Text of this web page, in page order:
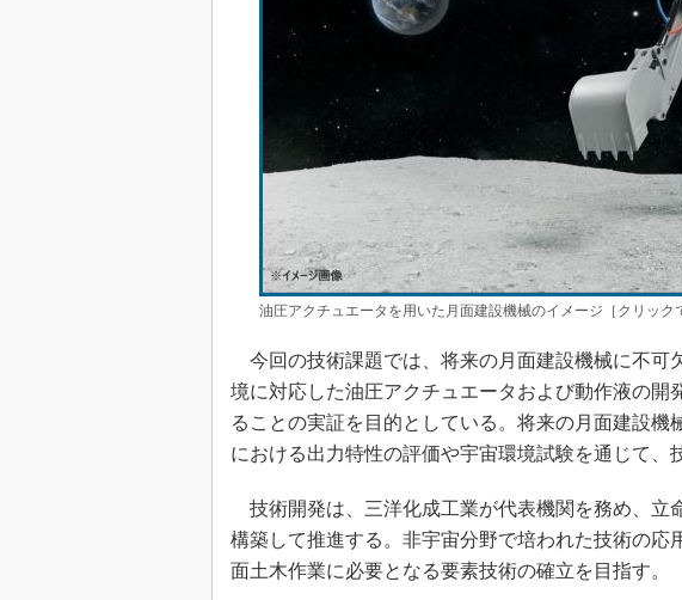
油圧アクチュエータを用いた月面建設機械のイメージ［クリック
今回の技術課題では、将来の月面建設機械に不可
境に対応した油圧アクチュエータおよび動作液の開
ることの実証を目的としている。将来の月面建設
における出力特性の評価や宇宙環境試験を通じて、
技術開発は、三洋化成工業が代表機関を務め、立
構築して推進する。非宇宙分野で培われた技術の応
面土木作業に必要となる要素技術の確立を目指す。